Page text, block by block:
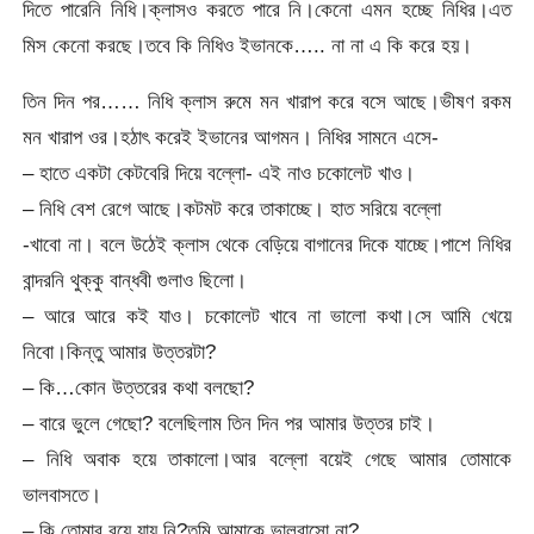
দিতে পারেনি নিধি।ক্লাসও করতে পারে নি।কেনো এমন হচ্ছে নিধির।এত
মিস কেনো করছে।তবে কি নিধিও ইভানকে….. না না এ কি করে হয়।
তিন দিন পর…… নিধি ক্লাস রুমে মন খারাপ করে বসে আছে।ভীষণ রকম
মন খারাপ ওর।হঠাৎ করেই ইভানের আগমন। নিধির সামনে এসে-
– হাতে একটা কেটবেরি দিয়ে বল্লো- এই নাও চকোলেট খাও।
– নিধি বেশ রেগে আছে।কটমট করে তাকাচ্ছে। হাত সরিয়ে বল্লো
-খাবো না। বলে উঠেই ক্লাস থেকে বেড়িয়ে বাগানের দিকে যাচ্ছে।পাশে নিধির
বান্দরনি থুক্কু বান্ধবী গুলাও ছিলো।
– আরে আরে কই যাও। চকোলেট খাবে না ভালো কথা।সে আমি খেয়ে
নিবো।কিন্তু আমার উত্তরটা?
– কি…কোন উত্তরের কথা বলছো?
– বারে ভুলে গেছো? বলেছিলাম তিন দিন পর আমার উত্তর চাই।
– নিধি অবাক হয়ে তাকালো।আর বল্লো বয়েই গেছে আমার তোমাকে
ভালবাসতে।